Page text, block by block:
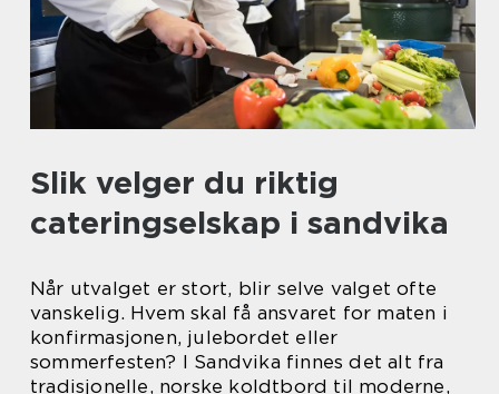
Slik velger du riktig
cateringselskap i sandvika
Når utvalget er stort, blir selve valget ofte
vanskelig. Hvem skal få ansvaret for maten i
konfirmasjonen, julebordet eller
sommerfesten? I Sandvika finnes det alt fra
tradisjonelle, norske koldtbord til moderne,